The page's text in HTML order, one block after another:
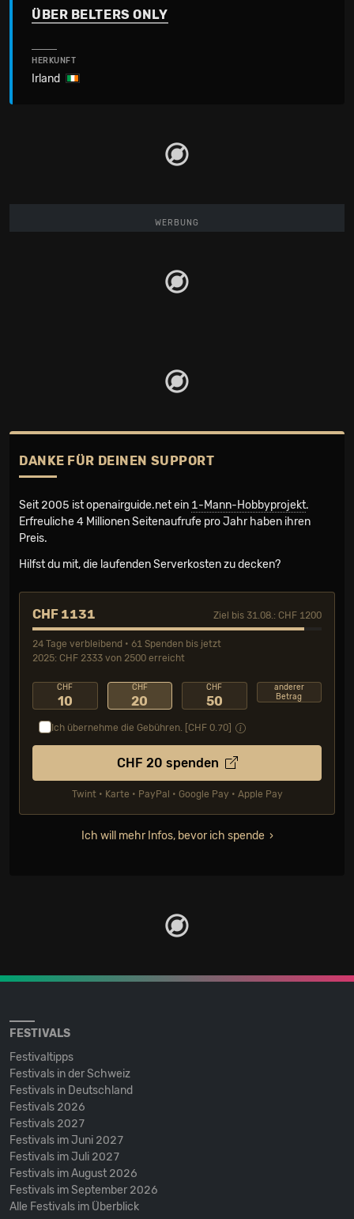
ÜBER BELTERS ONLY
HERKUNFT
Irland
WERBUNG
DANKE FÜR DEINEN SUPPORT
Seit 2005 ist openairguide.net ein 1-Mann-Hobbyprojekt.
Erfreuliche 4 Millionen Seiten­aufrufe pro Jahr haben ihren
Preis.
Hilfst du mit, die laufenden Serverkosten zu decken?
CHF 1131 Ziel bis 31.08.: CHF 1200
24 Tage verbleibend • 61 Spenden bis jetzt
2025: CHF 2333 von 2500 erreicht
CHF
10
CHF
20
CHF
50
anderer
Betrag
Ich übernehme die Gebühren. [CHF 0.70
CHF 20 spenden
Twint • Karte • PayPal • Google Pay • Apple Pay
Ich will mehr Infos, bevor ich spende
FESTIVALS
Festivaltipps
Festivals in der Schweiz
Festivals in Deutschland
Festivals 2026
Festivals 2027
Festivals im Juni 2027
Festivals im Juli 2027
Festivals im August 2026
Festivals im September 2026
Alle Festivals im Überblick